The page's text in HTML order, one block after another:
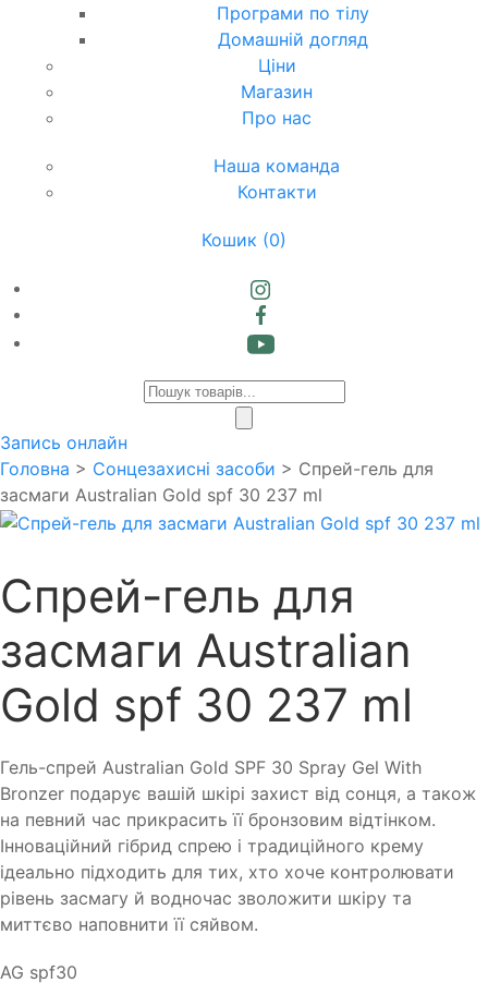
Програми по тілу
Домашній догляд
Ціни
Магазин
Про нас
Наша команда
Контакти
Кошик (0)
Products
Запись онлайн
Головна > Сонцезахисні засоби > Спрей-гель для
засмаги Australian Gold spf 30 237 ml
Спрей-гель для
засмаги Australian
Gold spf 30 237 ml
Гель-спрей Australian Gold SPF 30 Spray Gel With
Bronzer подарує вашій шкірі захист від сонця, а також
на певний час прикрасить її бронзовим відтінком.
Інноваційний гібрид спрею і традиційного крему
ідеально підходить для тих, хто хоче контролювати
рівень засмагу й водночас зволожити шкіру та
миттєво наповнити її сяйвом.
AG spf30